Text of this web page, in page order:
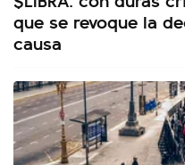
que se revoque la
causa